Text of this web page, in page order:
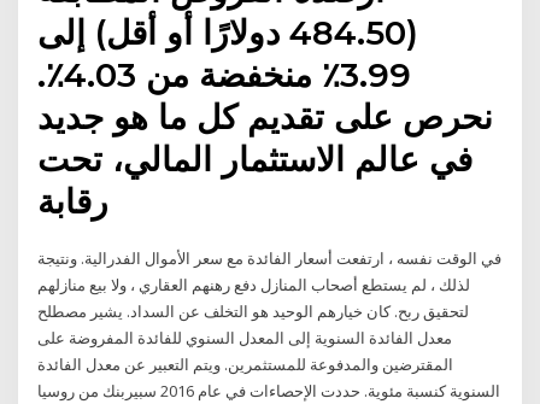
(484.50 دولارًا أو أقل) إلى
3.99٪ منخفضة من 4.03٪.
نحرص على تقديم كل ما هو جديد
في عالم الاستثمار المالي، تحت
رقابة
في الوقت نفسه ، ارتفعت أسعار الفائدة مع سعر الأموال الفدرالية. ونتيجة
لذلك ، لم يستطع أصحاب المنازل دفع رهنهم العقاري ، ولا بيع منازلهم
لتحقيق ربح. كان خيارهم الوحيد هو التخلف عن السداد. يشير مصطلح
معدل الفائدة السنوية إلى المعدل السنوي للفائدة المفروضة على
المقترضين والمدفوعة للمستثمرين. ويتم التعبير عن معدل الفائدة
السنوية كنسبة مئوية. حددت الإحصاءات في عام 2016 سبيربنك من روسيا